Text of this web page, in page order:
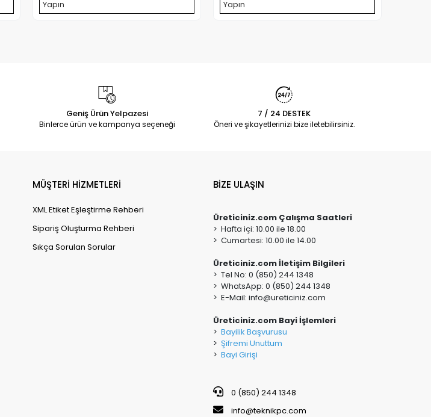
Yapın
Yapın
Geniş Ürün Yelpazesi
Binlerce ürün ve kampanya seçeneği
7 / 24 DESTEK
Öneri ve şikayetlerinizi bize iletebilirsiniz.
MÜŞTERİ HİZMETLERİ
XML Etiket Eşleştirme Rehberi
Sipariş Oluşturma Rehberi
Sıkça Sorulan Sorular
BİZE ULAŞIN
Üreticiniz.com Çalışma Saatleri
> Hafta içi: 10.00 ile 18.00
> Cumartesi: 10.00 ile 14.00
Üreticiniz.com İletişim Bilgileri
> Tel No: 0 (850) 244 1348
> WhatsApp: 0 (850) 244 1348
> E-Mail: info@ureticiniz.com
Üreticiniz.com Bayi İşlemleri
> Bayilik Başvurusu
> Şifremi Unuttum
> Bayi Girişi
0 (850) 244 1348
info@teknikpc.com